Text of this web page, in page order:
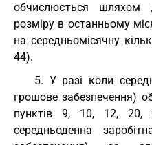
обчислюється шляхом
розміру в останньому
на середньомісячну
44).
5. У разі коли
грошове забезпечення)
пунктів 9, 10, 12,
середньоденна